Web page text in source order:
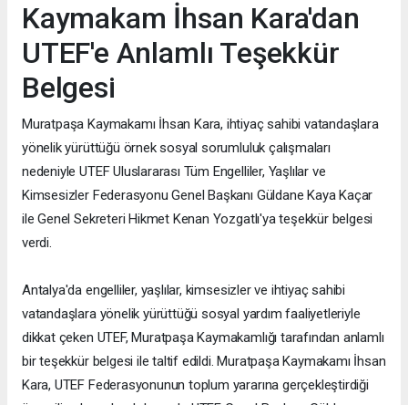
Kaymakam İhsan Kara'dan
UTEF'e Anlamlı Teşekkür
Belgesi
Muratpaşa Kaymakamı İhsan Kara, ihtiyaç sahibi vatandaşlara
yönelik yürüttüğü örnek sosyal sorumluluk çalışmaları
nedeniyle UTEF Uluslararası Tüm Engelliler, Yaşlılar ve
Kimsesizler Federasyonu Genel Başkanı Güldane Kaya Kaçar
ile Genel Sekreteri Hikmet Kenan Yozgatlı'ya teşekkür belgesi
verdi.
Antalya'da engelliler, yaşlılar, kimsesizler ve ihtiyaç sahibi
vatandaşlara yönelik yürüttüğü sosyal yardım faaliyetleriyle
dikkat çeken UTEF, Muratpaşa Kaymakamlığı tarafından anlamlı
bir teşekkür belgesi ile taltif edildi. Muratpaşa Kaymakamı İhsan
Kara, UTEF Federasyonunun toplum yararına gerçekleştirdiği